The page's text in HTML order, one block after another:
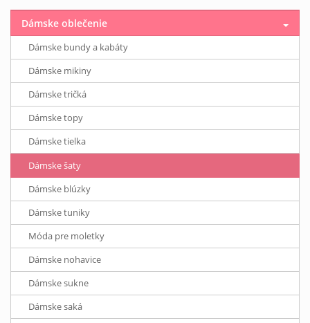
Dámske oblečenie
Dámske bundy a kabáty
Dámske mikiny
Dámske tričká
Dámske topy
Dámske tielka
Dámske šaty
Dámske blúzky
Dámske tuniky
Móda pre moletky
Dámske nohavice
Dámske sukne
Dámske saká